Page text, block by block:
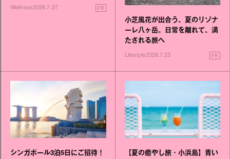
いこと毎日》シリーズが誕生
Wellness2026.7.27 PR
小芝風花が出合う、夏のリゾナ
ーレ八ヶ岳。日常を離れて、満
たされる旅へ
Lifestyle2026.7.23 PR
シンガポール3泊5日にご招待！
【夏の癒やし旅・小浜島】青い